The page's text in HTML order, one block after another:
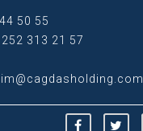
50 55
313 21 57